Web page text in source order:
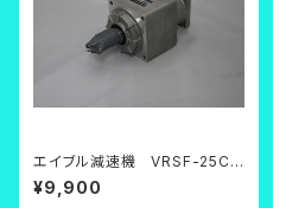
エイブル減速機 VRSF-25C-
200【中古品】
¥9,900